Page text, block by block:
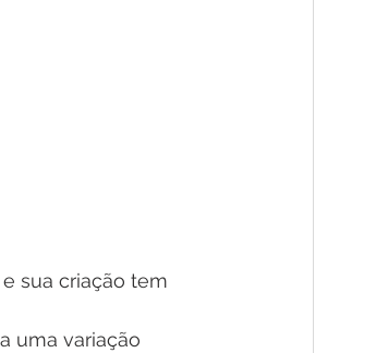
sua criação tem
uma variação